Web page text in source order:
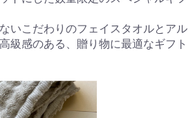
いこだわりのフェイスタオルとアル
級感のある、贈り物に最適なギフト